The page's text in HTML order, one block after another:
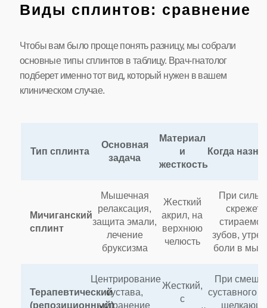
Виды сплинтов: сравнение
Чтобы вам было проще понять разницу, мы собрали
основные типы сплинтов в таблицу. Врач-гнатолог
подберет именно тот вид, который нужен в вашем
клиническом случае.
Тип сплинта
Основная
задача
Материал
и
жесткость
Когда
Мичиганский
сплинт
Мышечная
релаксация,
защита эмали,
лечение
бруксизма
Жесткий
акрил, на
верхнюю
челюсть
При
зубов,
боли в
Терапевтический
(репозиционный)
Центрирование
сустава,
устранение
Жесткий,
с
При
суставного